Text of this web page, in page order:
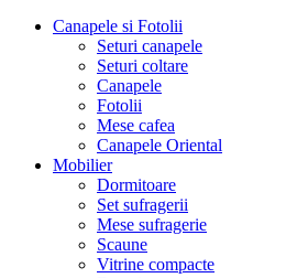
Canapele si Fotolii
Seturi canapele
Seturi coltare
Canapele
Fotolii
Mese cafea
Canapele Oriental
Mobilier
Dormitoare
Set sufragerii
Mese sufragerie
Scaune
Vitrine compacte